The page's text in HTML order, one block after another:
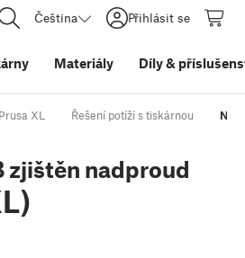
Čeština Přihlásit se
Materiály Díly&
XL Řešení potíží s tiskárnou Na
zjištěn nadproud